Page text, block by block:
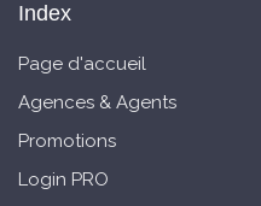
Index
Page d'accueil
Agences & Agents
Promotions
Login PRO